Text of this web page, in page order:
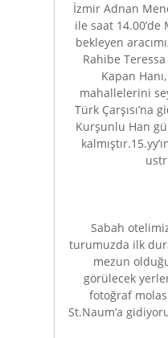
İzmir Adnan
ile saat
bekleyen
Rahibe
Kapan
mahallelerini
Türk Çarşısı’na
Kurşunlu Han
Sabah
turumuzda ilk
mezun
görülecek
fotoğraf
St.Naum’a